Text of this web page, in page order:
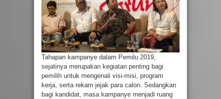
Tahapan kampanye dalam Pemilu 2019,
sejatinya merupakan kegiatan penting bagi
pemilih untuk mengenali visi-misi, program
kerja, serta rekam jejak para calon. Sedangkan
bagi kandidat, masa kampanye menjadi ruang